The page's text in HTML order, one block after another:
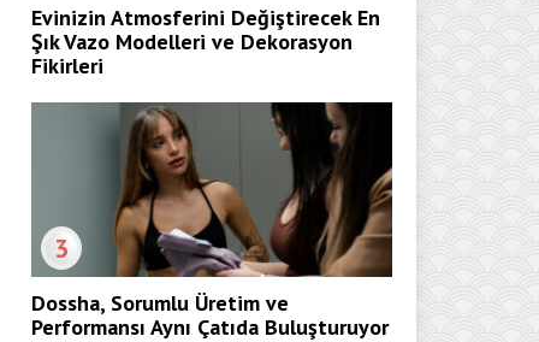
Evinizin Atmosferini Değiştirecek En
Şık Vazo Modelleri ve Dekorasyon
Fikirleri
3
Dossha, Sorumlu Üretim ve
Performansı Aynı Çatıda Buluşturuyor